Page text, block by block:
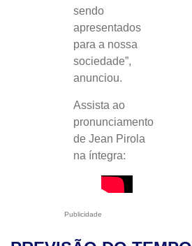
Publicidade
sendo
apresentados
para a nossa
sociedade”,
anunciou.
Assista ao
pronunciamento
de Jean Pirola
na íntegra: